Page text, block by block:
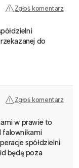
Zgłoś komentarz
do
Zgłoś komentarz
w prawie to
falownikami
spółdzielni
będą poza